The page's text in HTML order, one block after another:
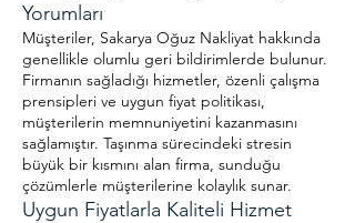
Yorumları
Müşteriler, Sakarya Oğuz Nakliyat hakkında
genellikle olumlu geri bildirimlerde bulunur.
Firmanın sağladığı hizmetler, özenli çalışma
prensipleri ve uygun fiyat politikası,
müşterilerin memnuniyetini kazanmasını
sağlamıştır. Taşınma sürecindeki stresin
büyük bir kısmını alan firma, sunduğu
çözümlerle müşterilerine kolaylık sunar.
Uygun Fiyatlarla Kaliteli Hizmet